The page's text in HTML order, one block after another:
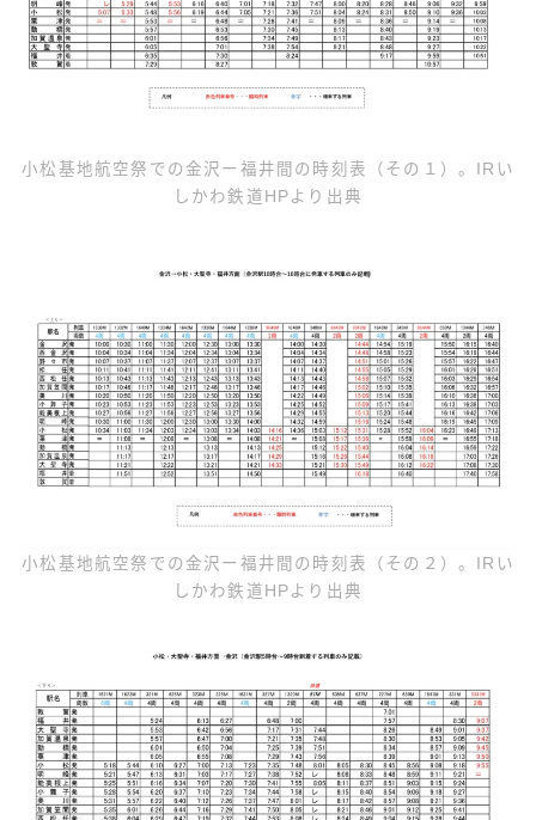
小松基地航空祭での金沢ー福井間の時刻表（その１）。IRい
しかわ鉄道HPより出典
小松基地航空祭での金沢ー福井間の時刻表（その２）。IRい
しかわ鉄道HPより出典